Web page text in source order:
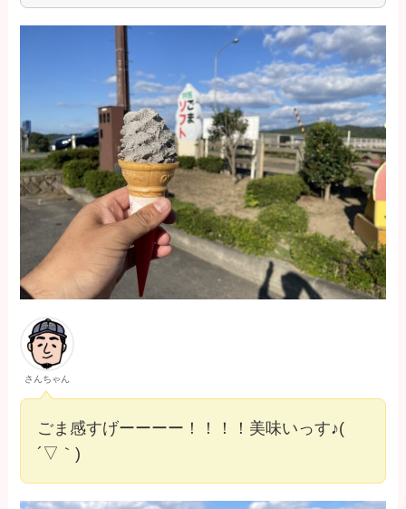
さんちゃん
ごま感すげーーーー！！！！美味いっす♪(
´▽｀)